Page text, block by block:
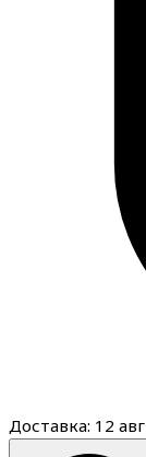
Доставка: 12 авг